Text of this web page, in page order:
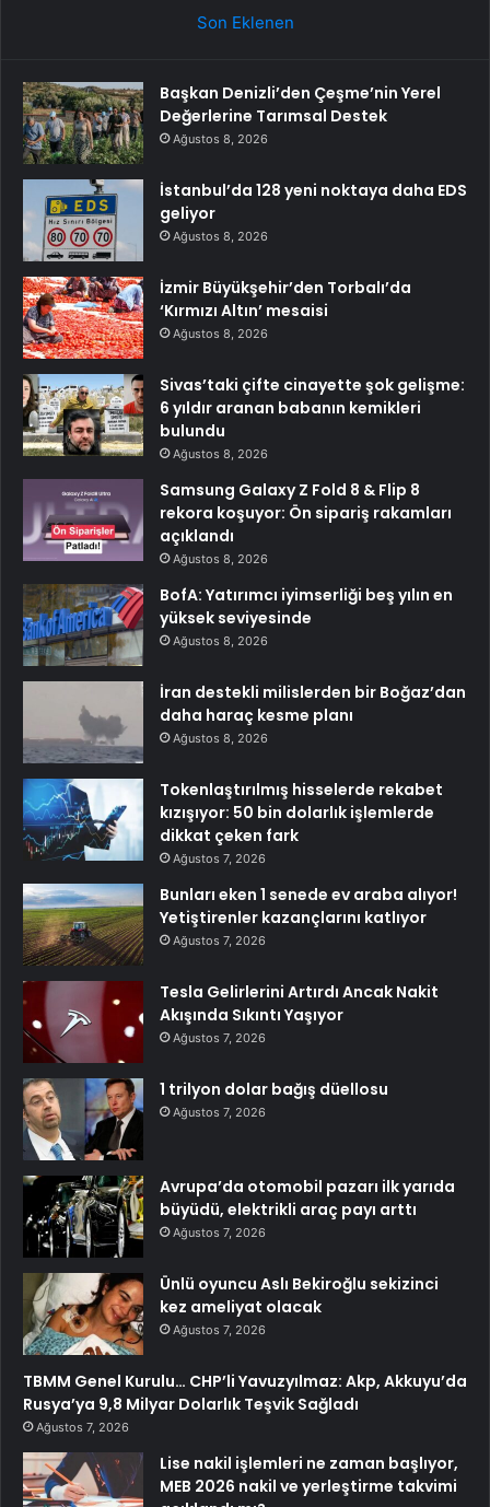
Son Eklenen
Başkan Denizli’den Çeşme’nin Yerel
Değerlerine Tarımsal Destek
Ağustos 8, 2026
İstanbul’da 128 yeni noktaya daha EDS
geliyor
Ağustos 8, 2026
İzmir Büyükşehir’den Torbalı’da
‘Kırmızı Altın’ mesaisi
Ağustos 8, 2026
Sivas’taki çifte cinayette şok gelişme:
6 yıldır aranan babanın kemikleri
bulundu
Ağustos 8, 2026
Samsung Galaxy Z Fold 8 & Flip 8
rekora koşuyor: Ön sipariş rakamları
açıklandı
Ağustos 8, 2026
BofA: Yatırımcı iyimserliği beş yılın en
yüksek seviyesinde
Ağustos 8, 2026
İran destekli milislerden bir Boğaz’dan
daha haraç kesme planı
Ağustos 8, 2026
Tokenlaştırılmış hisselerde rekabet
kızışıyor: 50 bin dolarlık işlemlerde
dikkat çeken fark
Ağustos 7, 2026
Bunları eken 1 senede ev araba alıyor!
Yetiştirenler kazançlarını katlıyor
Ağustos 7, 2026
Tesla Gelirlerini Artırdı Ancak Nakit
Akışında Sıkıntı Yaşıyor
Ağustos 7, 2026
1 trilyon dolar bağış düellosu
Ağustos 7, 2026
Avrupa’da otomobil pazarı ilk yarıda
büyüdü, elektrikli araç payı arttı
Ağustos 7, 2026
Ünlü oyuncu Aslı Bekiroğlu sekizinci
kez ameliyat olacak
Ağustos 7, 2026
TBMM Genel Kurulu… CHP’li Yavuzyılmaz: Akp, Akkuyu’da
Rusya’ya 9,8 Milyar Dolarlık Teşvik Sağladı
Ağustos 7, 2026
Lise nakil işlemleri ne zaman başlıyor,
MEB 2026 nakil ve yerleştirme takvimi